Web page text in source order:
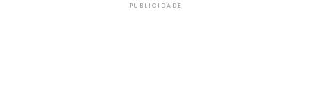
PUBLICIDADE